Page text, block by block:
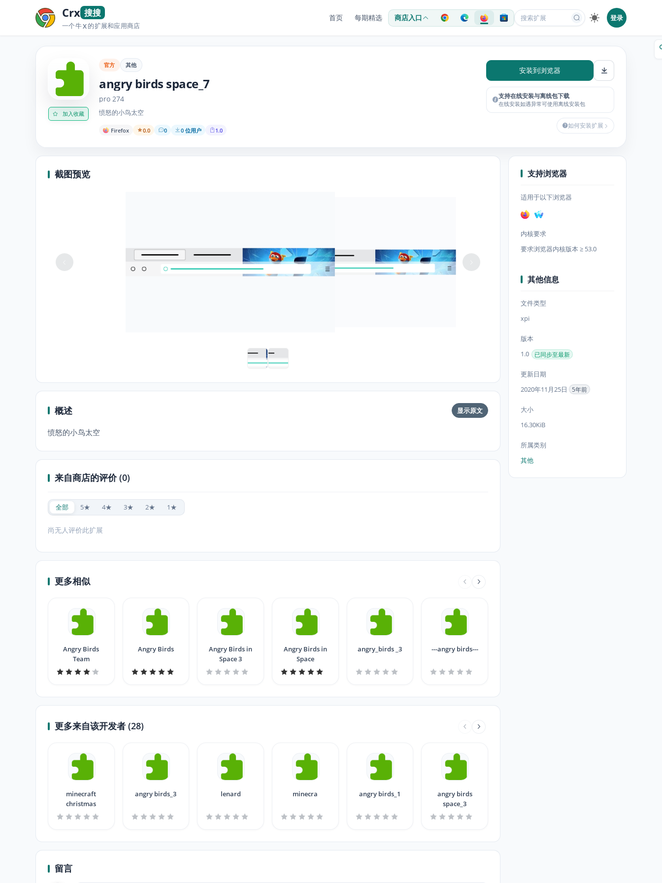
Crx 搜搜
一个牛X的扩展和应用商店
首页 每期精选 商店入口 登录
加入收藏
官方 其他
angry birds space_7
pro 274
愤怒的小鸟太空
Firefox 0.0 0 0 位用户 1.0
安装到浏览器
支持在线安装与离线包下载
在线安装如遇异常可使用离线安装包
如何安装扩展
截图预览
概述 显示原文
愤怒的小鸟太空
来自商店的评价 (0)
全部 5★ 4★ 3★ 2★ 1★
尚无人评价此扩展
更多相似
Angry Birds
Team
Angry Birds
Angry Birds in
Space 3
Angry Birds in
Space
angry_birds _3 ---angry birds---
更多来自该开发者 (28)
minecraft
christmas
angry birds_3 lenard minecra angry birds_1
angry birds
space_3
留言
支持浏览器
适用于以下浏览器
内核要求
要求浏览器内核版本 ≥ 53.0
其他信息
文件类型
xpi
版本
1.0
已同步至最新
更新日期
2020年11月25日
5年前
大小
16.30KiB
所属类别
其他